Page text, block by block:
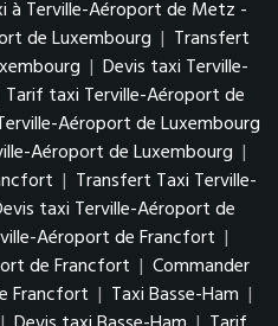
à Terville-Aéroport de Metz -
de Luxembourg | Transfert
| Devis taxi Terville-
Tarif taxi Terville-Aéroport de
Aéroport de Luxembourg
Aéroport de Luxembourg |
| Transfert Taxi Terville-
taxi Terville-Aéroport de
Aéroport de Francfort |
de Francfort | Commander
Francfort | Taxi Basse-Ham |